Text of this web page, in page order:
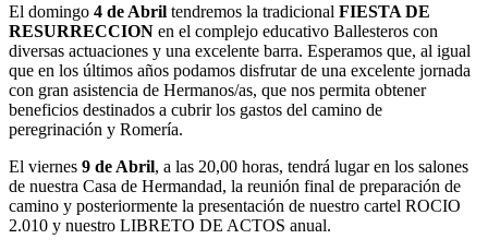
El domingo 4 de Abril tendremos la tradicional FIESTA DE
RESURRECCION en el complejo educativo Ballesteros con
diversas actuaciones y una excelente barra. Esperamos que, al igual
que en los últimos años podamos disfrutar de una excelente jornada
con gran asistencia de Hermanos/as, que nos permita obtener
beneficios destinados a cubrir los gastos del camino de
peregrinación y Romería.
El viernes 9 de Abril, a las 20,00 horas, tendrá lugar en los salones
de nuestra Casa de Hermandad, la reunión final de preparación de
camino y posteriormente la presentación de nuestro cartel ROCIO
2.010 y nuestro LIBRETO DE ACTOS anual.